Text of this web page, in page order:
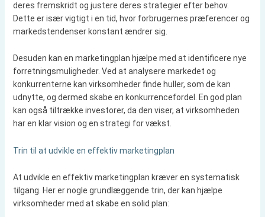
deres fremskridt og justere deres strategier efter behov.
Dette er især vigtigt i en tid, hvor forbrugernes præferencer og
markedstendenser konstant ændrer sig.
Desuden kan en marketingplan hjælpe med at identificere nye
forretningsmuligheder. Ved at analysere markedet og
konkurrenterne kan virksomheder finde huller, som de kan
udnytte, og dermed skabe en konkurrencefordel. En god plan
kan også tiltrække investorer, da den viser, at virksomheden
har en klar vision og en strategi for vækst.
Trin til at udvikle en effektiv marketingplan
At udvikle en effektiv marketingplan kræver en systematisk
tilgang. Her er nogle grundlæggende trin, der kan hjælpe
virksomheder med at skabe en solid plan: